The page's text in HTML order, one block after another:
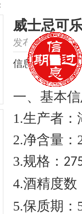
威士忌可
发布时间：
信息类型：招商
一、基本
1.生产者：
2.净含量 ：
3.规格：
4.酒精度数
5.保质期 ：